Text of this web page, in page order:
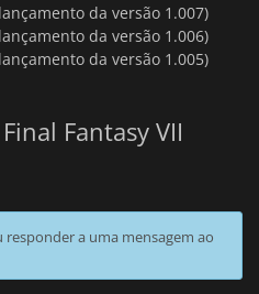
da versão 1.007)
da versão 1.006)
da versão 1.005)
Fantasy VII
a uma mensagem ao